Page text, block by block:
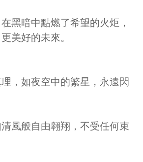
黑暗中點燃了希望的火炬，
美好的未來。
，如夜空中的繁星，永遠閃
風般自由翱翔，不受任何束